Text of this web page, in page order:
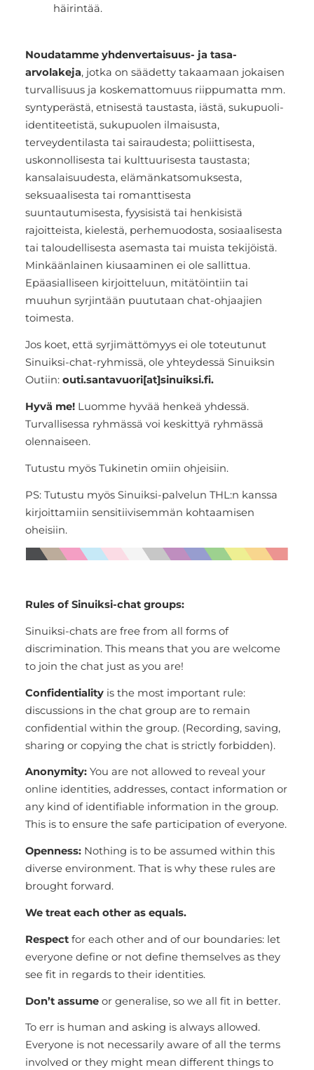
häirintää.
Noudatamme yhdenvertaisuus- ja tasa-
arvolakeja, jotka on säädetty takaamaan jokaisen
turvallisuus ja koskemattomuus riippumatta mm.
syntyperästä, etnisestä taustasta, iästä, sukupuoli-
identiteetistä, sukupuolen ilmaisusta,
terveydentilasta tai sairaudesta; poliittisesta,
uskonnollisesta tai kulttuurisesta taustasta;
kansalaisuudesta, elämänkatsomuksesta,
seksuaalisesta tai romanttisesta
suuntautumisesta, fyysisistä tai henkisistä
rajoitteista, kielestä, perhemuodosta, sosiaalisesta
tai taloudellisesta asemasta tai muista tekijöistä.
Minkäänlainen kiusaaminen ei ole sallittua.
Epäasialliseen kirjoitteluun, mitätöintiin tai
muuhun syrjintään puututaan chat-ohjaajien
toimesta.
Jos koet, että syrjimättömyys ei ole toteutunut
Sinuiksi-chat-ryhmissä, ole yhteydessä Sinuiksin
Outiin: outi.santavuori[at]sinuiksi.fi.
Hyvä me!Luomme hyvää henkeä yhdessä.
Turvallisessa ryhmässä voi keskittyä ryhmässä
olennaiseen.
Tutustu myös Tukinetin omiin ohjeisiin.
PS: Tutustu myös Sinuiksi-palvelun THL:n kanssa
kirjoittamiin sensitiivisemmän kohtaamisen
oheisiin.
Rules of Sinuiksi-chat groups:
Sinuiksi-chats are free from all forms of
discrimination. This means that you are welcome
to join the chat just as you are!
Confidentiality is the most important rule:
discussions in the chat group are to remain
confidential within the group. (Recording, saving,
sharing or copying the chat is strictly forbidden).
Anonymity: You are not allowed to reveal your
online identities, addresses, contact information or
any kind of identifiable information in the group.
This is to ensure the safe participation of everyone.
Openness: Nothing is to be assumed within this
diverse environment. That is why these rules are
brought forward.
We treat each other as equals.
Respectfor each other and of our boundaries: let
everyone define or not define themselves as they
see fit in regards to their identities.
Don’t assume or generalise, so we all fit in better.
To err is human and asking is always allowed.
Everyone is not necessarily aware of all the terms
involved or they might mean different things to